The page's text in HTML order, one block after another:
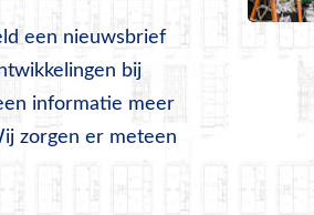
een nieuwsbrief
bij
informatie meer
zorgen er meteen